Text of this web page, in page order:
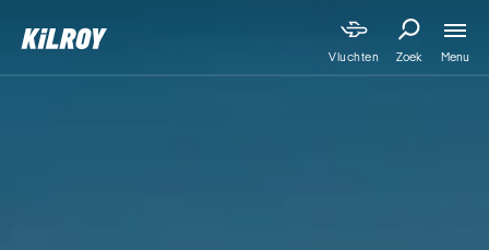
Vluchten Zoek Menu